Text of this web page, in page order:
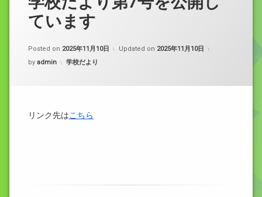
令和8年度年間行事予定表
ています
Posted on 2025年11月10日 Updated on 2025年11月10日
by admin カテゴリー:
学校だより
リンク先はこちら